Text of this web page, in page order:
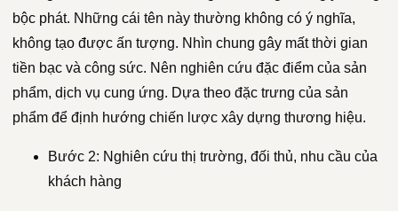
bộc phát. Những cái tên này thường không có ý nghĩa,
không tạo được ấn tượng. Nhìn chung gây mất thời gian
tiền bạc và công sức. Nên nghiên cứu đặc điểm của sản
phẩm, dịch vụ cung ứng. Dựa theo đặc trưng của sản
phẩm để định hướng chiến lược xây dựng thương hiệu.
Bước 2: Nghiên cứu thị trường, đối thủ, nhu cầu của
khách hàng